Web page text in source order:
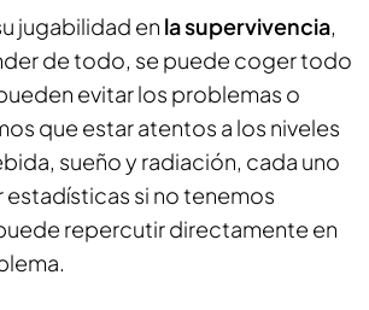
jugabilidad en la supervivencia,
de todo, se puede coger todo
evitar los problemas o
que estar atentos a los niveles
sueño y radiación, cada uno
estadísticas si no tenemos
repercutir directamente en